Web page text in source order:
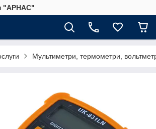
"АРНАС"
Мультиметри, термометри,